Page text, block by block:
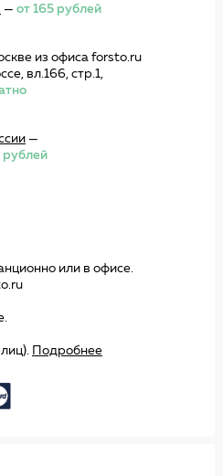
— от 165 рублей
из офиса forsto.ru
вл.166, стр.1,
—
или в офисе.
Подробнее